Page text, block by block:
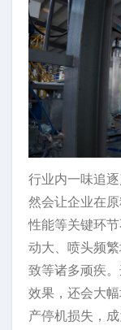
行业内一味追
然会让企业在
性能等关键环
动大、喷头频
致等诸多顽疾
效果，还会大
产停机损失，